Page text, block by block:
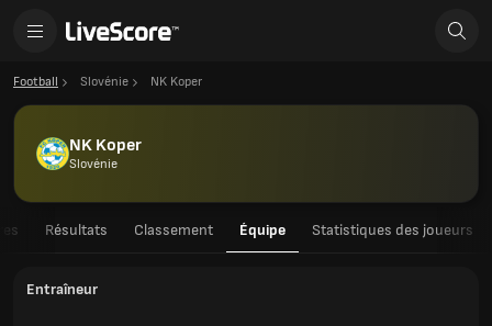
Football Slovénie NK Koper
NK Koper
Slovénie
Résultats Classement Équipe Statistiques des joueurs
Entraîneur